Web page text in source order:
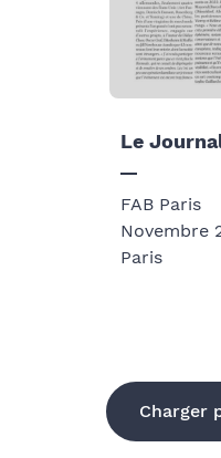
Le
FAB Paris
Novembre
Paris
Charger